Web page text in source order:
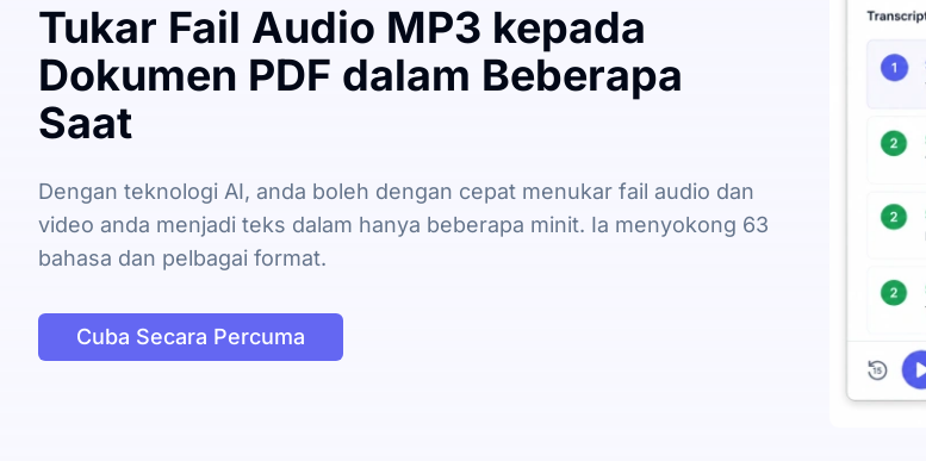
Tukar Fail Audio MP3 kepada
Dokumen PDF dalam Beberapa
Saat
Dengan teknologi AI, anda boleh dengan cepat menukar fail audio dan
video anda menjadi teks dalam hanya beberapa minit. Ia menyokong 63
bahasa dan pelbagai format.
Cuba Secara Percuma